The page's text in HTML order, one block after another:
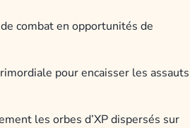
combat en opportunités de
pour encaisser les assauts
les orbes d’XP dispersés sur